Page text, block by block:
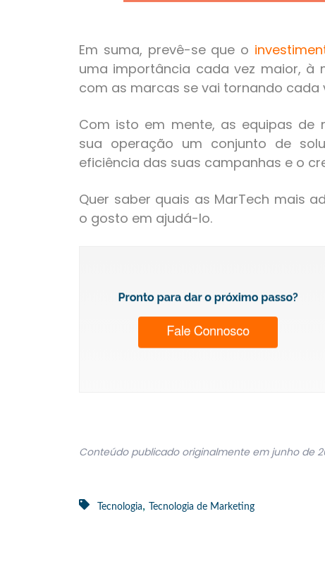
Em suma, prevê-se que o
uma importância cada vez maior, à
com as marcas se vai tornando cada
Com isto em mente, as equipas de
sua operação um conjunto de
eficiência das suas campanhas e o
Quer saber quais as MarTech mais
o gosto em ajudá-lo.
Conteúdo publicado originalmente em junho de
Tecnologia, Tecnologia de Marketing